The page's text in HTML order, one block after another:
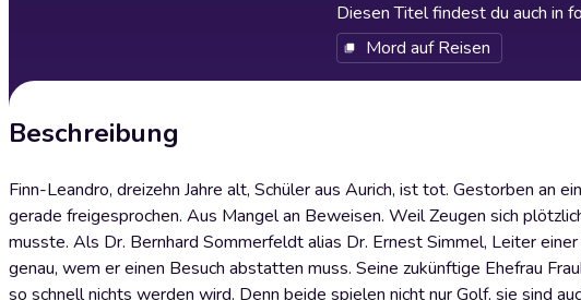
Diesen Titel findest du auch in
Mord auf Reisen
Beschreibung
Finn-Leandro, dreizehn Jahre alt, Schüler aus Aurich, ist tot. Gestorben an
gerade freigesprochen. Aus Mangel an Beweisen. Weil Zeugen sich
musste. Als Dr. Bernhard Sommerfeldt alias Dr. Ernest Simmel, Leiter
genau, wem er einen Besuch abstatten muss. Seine zukünftige Ehefrau
so schnell nichts werden wird. Denn beide spielen nicht nur Golf, sie sind